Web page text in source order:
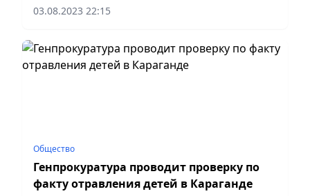
заражения пациентов вирусом иммунодефицита
человека (ВИЧ).
03.08.2023 22:15
Общество
Генпрокуратура проводит проверку по
факту отравления детей в Караганде